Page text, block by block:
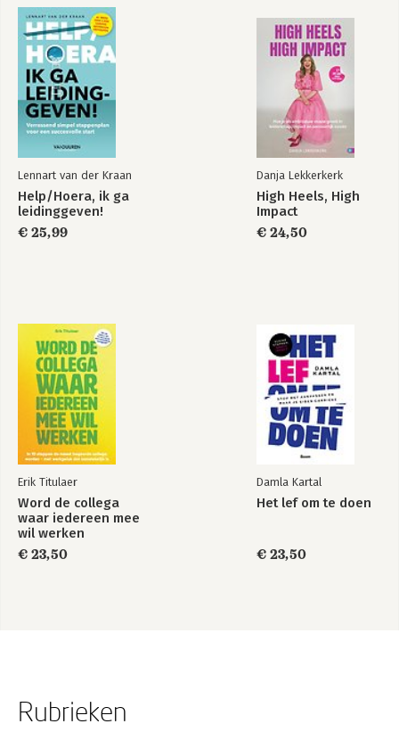
Lennart van der Kraan
Help/Hoera, ik ga
leidinggeven!
€ 25,99
Danja Lekkerkerk
High Heels, High
Impact
€ 24,50
Erik Titulaer
Word de collega
waar iedereen mee
wil werken
€ 23,50
Damla Kartal
Het lef om te doen
€ 23,50
Rubrieken